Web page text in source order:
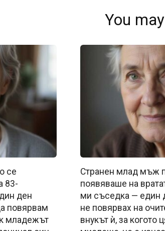
You
се
83-
ден
повярвам
младежът
Странен млад мъж
появяваше на
ми съседка — един
не повярвах на
внукът ѝ, за когото